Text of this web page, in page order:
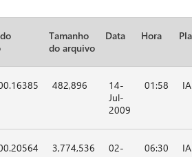
Tamanho
do arquivo
Data Hora
482,896
14-
Jul-
2009
01:58
3,774,536
02-
06:30